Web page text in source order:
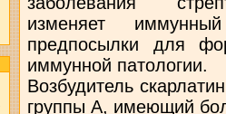
изменяет
предпосылки для
иммунной патологии.
Возбудитель
группы A, имеющий